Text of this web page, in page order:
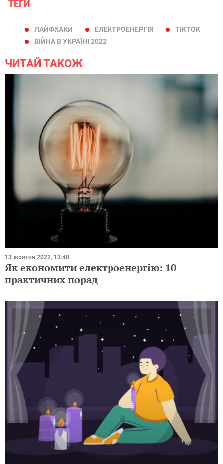
ТЕГИ
ЛАЙФХАКИ ЕЛЕКТРОЕНЕРГІЯ
TIKTOK
ВІЙНА В УКРАЇНІ 2022
ЧИТАЙ ТАКОЖ
13 жовтня 2022, 13:40
Як економити електроенергію: 10
практичних порад